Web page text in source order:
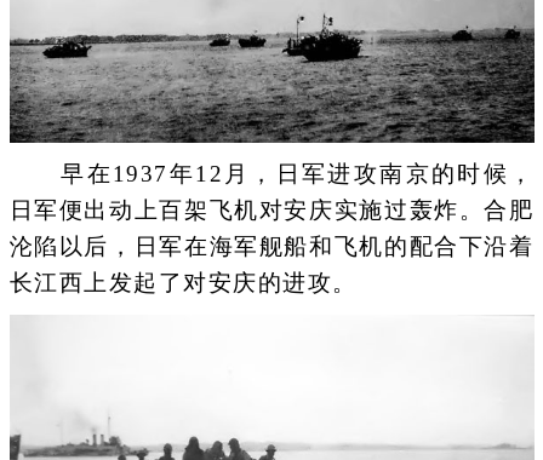
早在1937年12月，日军进攻南京的时候，
日军便出动上百架飞机对安庆实施过轰炸。合肥
沦陷以后，日军在海军舰船和飞机的配合下沿着
长江西上发起了对安庆的进攻。